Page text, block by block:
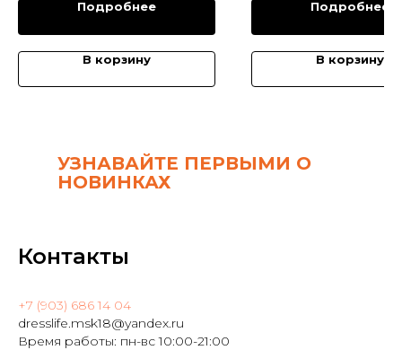
Подробнее
В корзину
Подробнее
В корзину
УЗНАВАЙТЕ ПЕРВЫМИ О
НОВИНКАХ
Контакты
+7 (903) 686 14 04
dresslife.msk18@yandex.ru
Время работы: пн-вс 10:00-21:00